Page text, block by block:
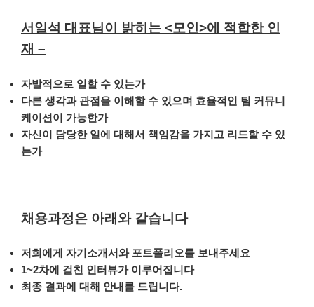
서일석 대표님이 밝히는 <모인>에 적합한 인
재 –
자발적으로 일할 수 있는가
다른 생각과 관점을 이해할 수 있으며 효율적인 팀 커뮤니
케이션이 가능한가
자신이 담당한 일에 대해서 책임감을 가지고 리드할 수 있
는가
채용과정은 아래와 같습니다
저희에게 자기소개서와 포트폴리오를 보내주세요
1~2차에 걸친 인터뷰가 이루어집니다
최종 결과에 대해 안내를 드립니다.